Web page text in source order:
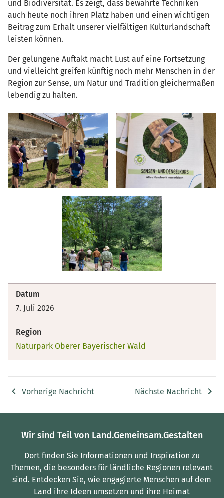
und Biodiversität. Es zeigt, dass bewährte Techniken
auch heute noch ihren Platz haben und einen wichtigen
Beitrag zum Erhalt unserer vielfältigen Kulturlandschaft
leisten können.
Der gelungene Auftakt macht Lust auf eine Fortsetzung
und vielleicht greifen künftig noch mehr Menschen in der
Region zur Sense, um Natur und Tradition gleichermaßen
lebendig zu halten.
Datum
7. Juli 2026
Region
Naturpark Oberer Bayerischer Wald
Vorherige Nachricht Nächste Nachricht
Wir sind Teil von Land.Gemeinsam.Gestalten
Dort finden Sie Informationen und Inspiration zu
Themen, die besonders für ländliche Regionen relevant
sind. Entdecken Sie, wie engagierte Menschen auf dem
Land ihre Ideen umsetzen und ihre Heimat